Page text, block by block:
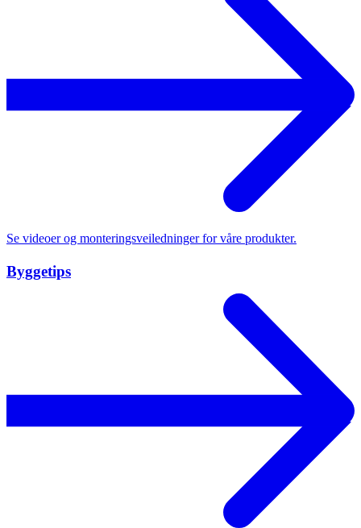
Se videoer og monteringsveiledninger for våre produkter.
Byggetips